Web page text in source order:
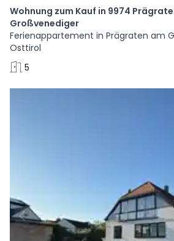
Wohnung zum Kauf in 9974
Großvenediger
Ferienappartement in Prägraten am
Osttirol
5